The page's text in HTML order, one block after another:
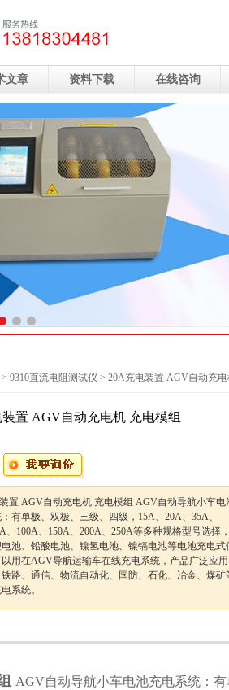
文章 资料下载 在线咨询
9310直流电阻测试仪 > 20A充电装置 AGV自动充电
置 AGV自动充电机 充电模组
置 AGV自动充电机 充电模组 AGV自动导航小车电
有单极、双极、三级、四级，15A、20A、35A、
、100A、150A、200A、250A等多种规格型号选择，
池、铅酸电池、镍氢电池、镍镉电池等电池充电式
用在AGV导航运输车在线充电系统，产品广泛应用
路、通信、物流自动化、国防、石化、冶金、煤矿
系统。
AGV自动导航小车电池充电系统：有